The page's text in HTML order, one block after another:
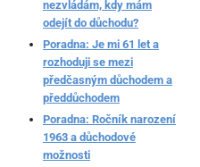
nezvládám, kdy mám
odejít do důchodu?
Poradna: Je mi 61 let a
rozhoduji se mezi
předčasným důchodem a
předdůchodem
Poradna: Ročník narození
1963 a důchodové
možnosti